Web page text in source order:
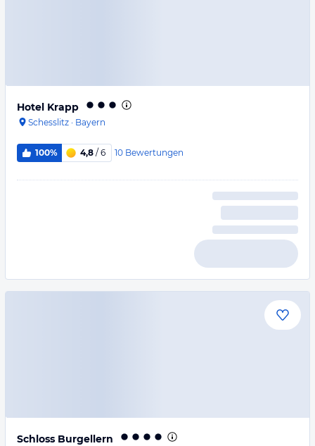
Hotel Krapp
Schesslitz · Bayern
100% 4,8 / 6 10 Bewertungen
Schloss Burgellern